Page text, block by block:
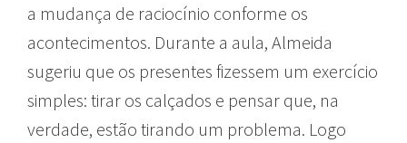
a mudança de raciocínio conforme os
acontecimentos. Durante a aula, Almeida
sugeriu que os presentes fizessem um exercício
simples: tirar os calçados e pensar que, na
verdade, estão tirando um problema. Logo